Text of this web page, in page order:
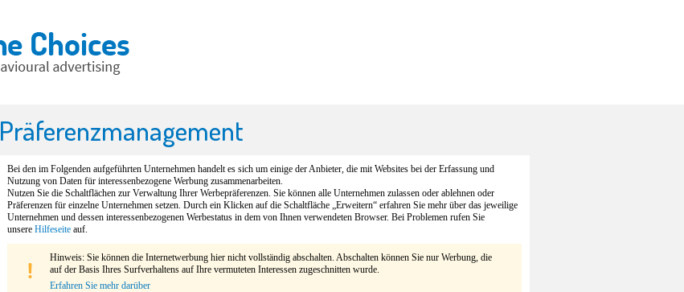
Präferenzmanagement
Bei den im Folgenden aufgeführten Unternehmen handelt es sich um einige der Anbieter, die mit Websites bei der Erfassung und
Nutzung von Daten für interessenbezogene Werbung zusammenarbeiten.
Nutzen Sie die Schaltflächen zur Verwaltung Ihrer Werbepräferenzen. Sie können alle Unternehmen zulassen oder ablehnen oder
Präferenzen für einzelne Unternehmen setzen. Durch ein Klicken auf die Schaltfläche „Erweitern“ erfahren Sie mehr über das jeweilige
Unternehmen und dessen interessenbezogenen Werbestatus in dem von Ihnen verwendeten Browser. Bei Problemen rufen Sie
unsere Hilfeseite auf.
Hinweis: Sie können die Internetwerbung hier nicht vollständig abschalten. Abschalten können Sie nur Werbung, die
auf der Basis Ihres Surfverhaltens auf Ihre vermuteten Interessen zugeschnitten wurde.
Erfahren Sie mehr darüber